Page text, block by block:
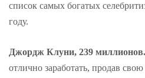
список самых богатых
году.
Джордж Клуни, 239 миллионов.
отлично заработать, продав